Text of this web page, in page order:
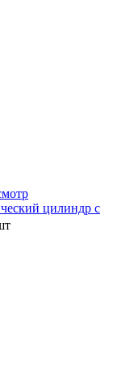
цилиндр с